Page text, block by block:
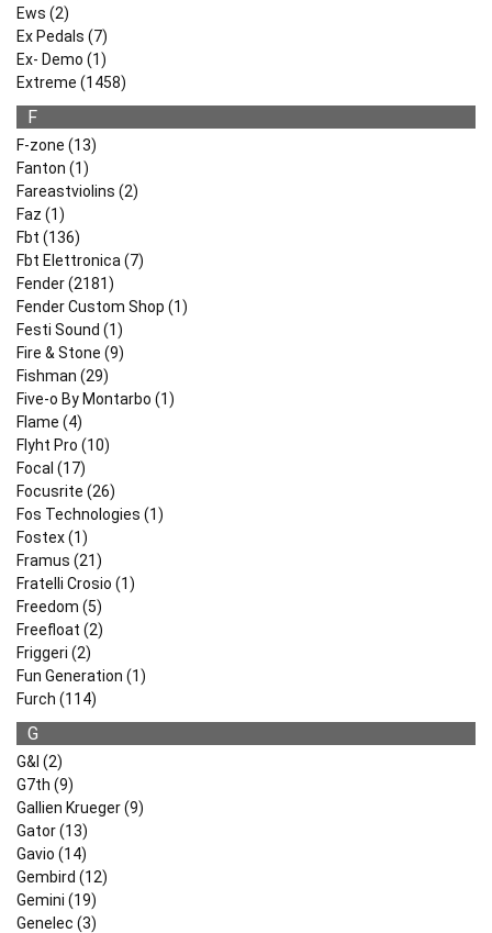
Ews (2)
Ex Pedals (7)
Ex- Demo (1)
Extreme (1458)
F
F-zone (13)
Fanton (1)
Fareastviolins (2)
Faz (1)
Fbt (136)
Fbt Elettronica (7)
Fender (2181)
Fender Custom Shop (1)
Festi Sound (1)
Fire & Stone (9)
Fishman (29)
Five-o By Montarbo (1)
Flame (4)
Flyht Pro (10)
Focal (17)
Focusrite (26)
Fos Technologies (1)
Fostex (1)
Framus (21)
Fratelli Crosio (1)
Freedom (5)
Freefloat (2)
Friggeri (2)
Fun Generation (1)
Furch (114)
G
G&l (2)
G7th (9)
Gallien Krueger (9)
Gator (13)
Gavio (14)
Gembird (12)
Gemini (19)
Genelec (3)